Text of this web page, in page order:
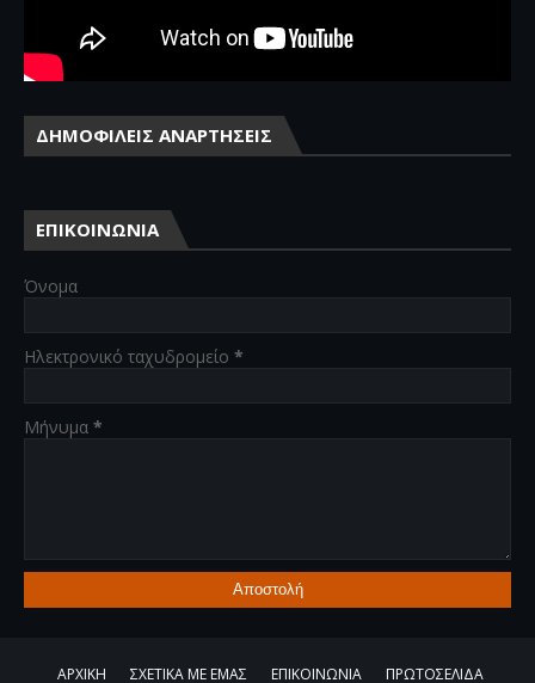
ΔΗΜΟΦΙΛΕΙΣ ΑΝΑΡΤΗΣΕΙΣ
ΕΠΙΚΟΙΝΩΝΙΑ
Όνομα
Ηλεκτρονικό ταχυδρομείο *
Μήνυμα *
ΑΡΧΙΚΗ ΣΧΕΤΙΚΑ ΜΕ ΕΜΑΣ ΕΠΙΚΟΙΝΩΝΙΑ ΠΡΩΤΟΣΕΛΙΔΑ